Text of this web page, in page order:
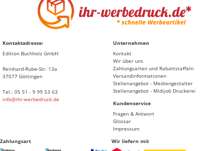
Kontaktadresse:
Edition Buchholz GmbH
Reinhard-Rube-Str. 13a
37077 Göttingen
Tel.: 05 51 - 9 99 53 63
info@ihr-werbedruck.de
Unternehmen
Kontakt
Wir über uns
Zahlungsarten und Rabattstaffeln
Versandinformationen
Stellenangebot - Mediengestalter
Stellenangebot - Midijob Druckerei
Kundenservice
Fragen & Antwort
Glossar
Impressum
Wir liefern mit
Zahlungsart